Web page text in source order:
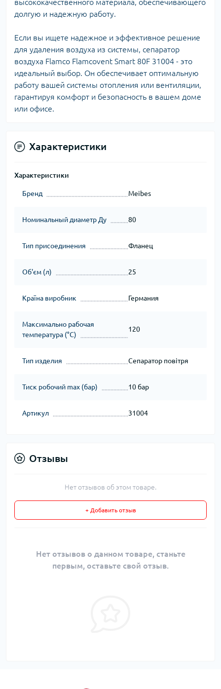
высококачественного материала, обеспечивающего
долгую и надежную работу.
Если вы ищете надежное и эффективное решение
для удаления воздуха из системы, сепаратор
воздуха Flamco Flamcovent Smart 80F 31004 - это
идеальный выбор. Он обеспечивает оптимальную
работу вашей системы отопления или вентиляции,
гарантируя комфорт и безопасность в вашем доме
или офисе.
Характеристики
Характеристики
Бренд Meibes
Номинальный диаметр Ду 80
Тип присоединения Фланец
Об'єм (л) 25
Країна виробник Германия
Максимально рабочая
температура (°C)
120
Тип изделия Сепаратор повітря
Тиск робочий max (бар) 10 бар
Артикул 31004
Отзывы
Нет отзывов об этом товаре.
+ Добавить отзыв
Нет отзывов о данном товаре, станьте
первым, оставьте свой отзыв.